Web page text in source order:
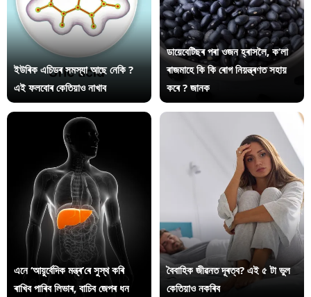
ইউৰিক এচিডৰ সমস্যা আছে নেকি ?
এই ফলবোৰ কেতিয়াও নাখাব
ডায়েবেটিছৰ পৰা ওজন হ্ৰাসলৈ, ক’লা
ৰাজমাহে কি কি ৰোগ নিয়ন্ত্ৰণত সহায়
কৰে ? জানক
এনে ‘আয়ুৰ্বেদিক মন্ত্ৰ’ৰে সুস্থ কৰি
ৰাখিব পাৰিব লিভাৰ, বাচিব জেপৰ ধন
বৈবাহিক জীৱনত দূৰত্ব? এই ৫ টা ভুল
কেতিয়াও নকৰিব